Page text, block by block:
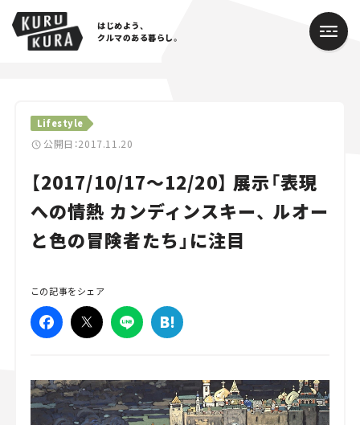
はじめよう、
クルマのある暮らし。
Lifestyle
公開日：2017.11.20
【2017/10/17～12/20】 展示「表現
への情熱 カンディンスキー、 ルオー
と色の冒険者たち」に注目
この記事をシェア
Cars
Lifestyle
Traffic
Special
Series
Campaign
スズキ ジムニー｜Suzuki Jimny
スズキ｜Suzuki
マツダ｜Mazda
マツダ ロードスター｜Mazda Roadster